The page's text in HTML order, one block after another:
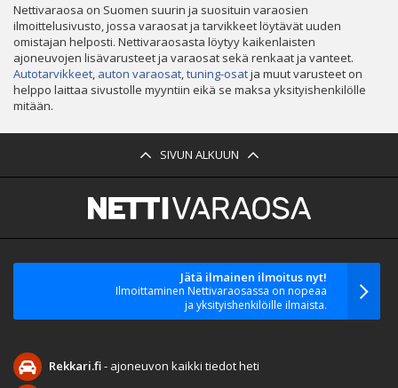
Nettivaraosa on Suomen suurin ja suosituin varaosien
ilmoittelusivusto, jossa varaosat ja tarvikkeet löytävät uuden
omistajan helposti. Nettivaraosasta löytyy kaikenlaisten
ajoneuvojen lisävarusteet ja varaosat sekä renkaat ja vanteet.
Autotarvikkeet, auton varaosat,tuning-osatja muut varusteet on
helppo laittaa sivustolle myyntiin eikä se maksa yksityishenkilölle
mitään.
SIVUN ALKUUN
Jätä ilmainen ilmoitus nyt!
Ilmoittaminen Nettivaraosassa on nopeaa
ja yksityishenkilöille ilmaista.
Rekkari.fi- ajoneuvon kaikki tiedot heti